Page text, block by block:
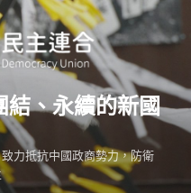
結、永續的新國
力抵抗中國政商勢力，防衛